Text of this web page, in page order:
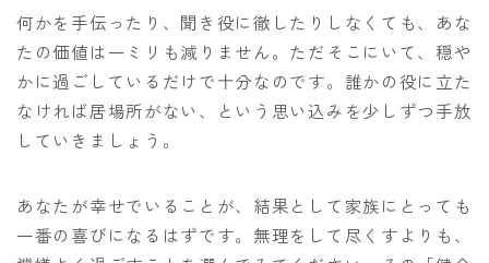
何かを手伝ったり、聞き役に徹したりしなくても、あな
たの価値は一ミリも減りません。ただそこにいて、穏や
かに過ごしているだけで十分なのです。誰かの役に立た
なければ居場所がない、という思い込みを少しずつ手放
していきましょう。
あなたが幸せでいることが、結果として家族にとっても
一番の喜びになるはずです。無理をして尽くすよりも、